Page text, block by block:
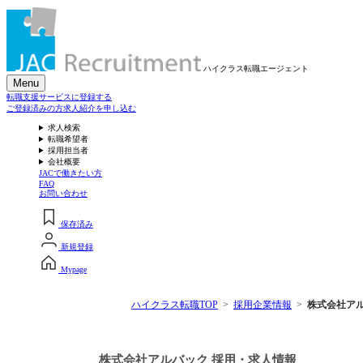
ハイクラス転職エージェント
Menu
転職支援サービスに登録する
ご登録済みの方求人紹介を申し込む
求人検索
転職希望者
採用担当者
会社概要
JACで働きたい方
FAQ
お問い合わせ
保存済み
新規登録
Mypage
ハイクラス転職TOP 採用企業情報 株式会社ア
株式会社アルバック 採用・求人情報